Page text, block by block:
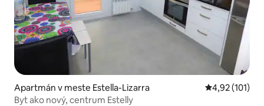
Apartmán v meste Estella-Lizarra Priemerné
4,92 (101)
Byt ako nový, centrum Estelly